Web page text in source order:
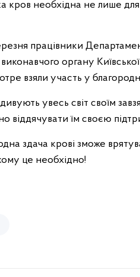
кров необхідна не лише
працівники
органу
взяли участь у
увесь світ своїм
віддячувати їм своєю
здача крові зможе
це необхідно!